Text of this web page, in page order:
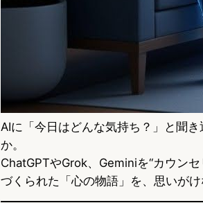
AIに「今日はどんな気持ち？」と聞
か。
ChatGPTやGrok、Geminiを“カウン
づくられた「心の物語」を、思いが